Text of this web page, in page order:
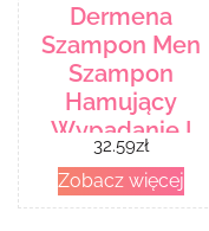
Dermena
Szampon Men
Szampon
Hamujący
Wypadanie I
Stymulujący
Odrastanie
Włosów 2X 200
32.59zł
Zobacz więcej